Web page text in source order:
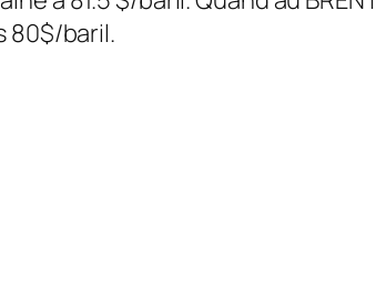
80$/baril.